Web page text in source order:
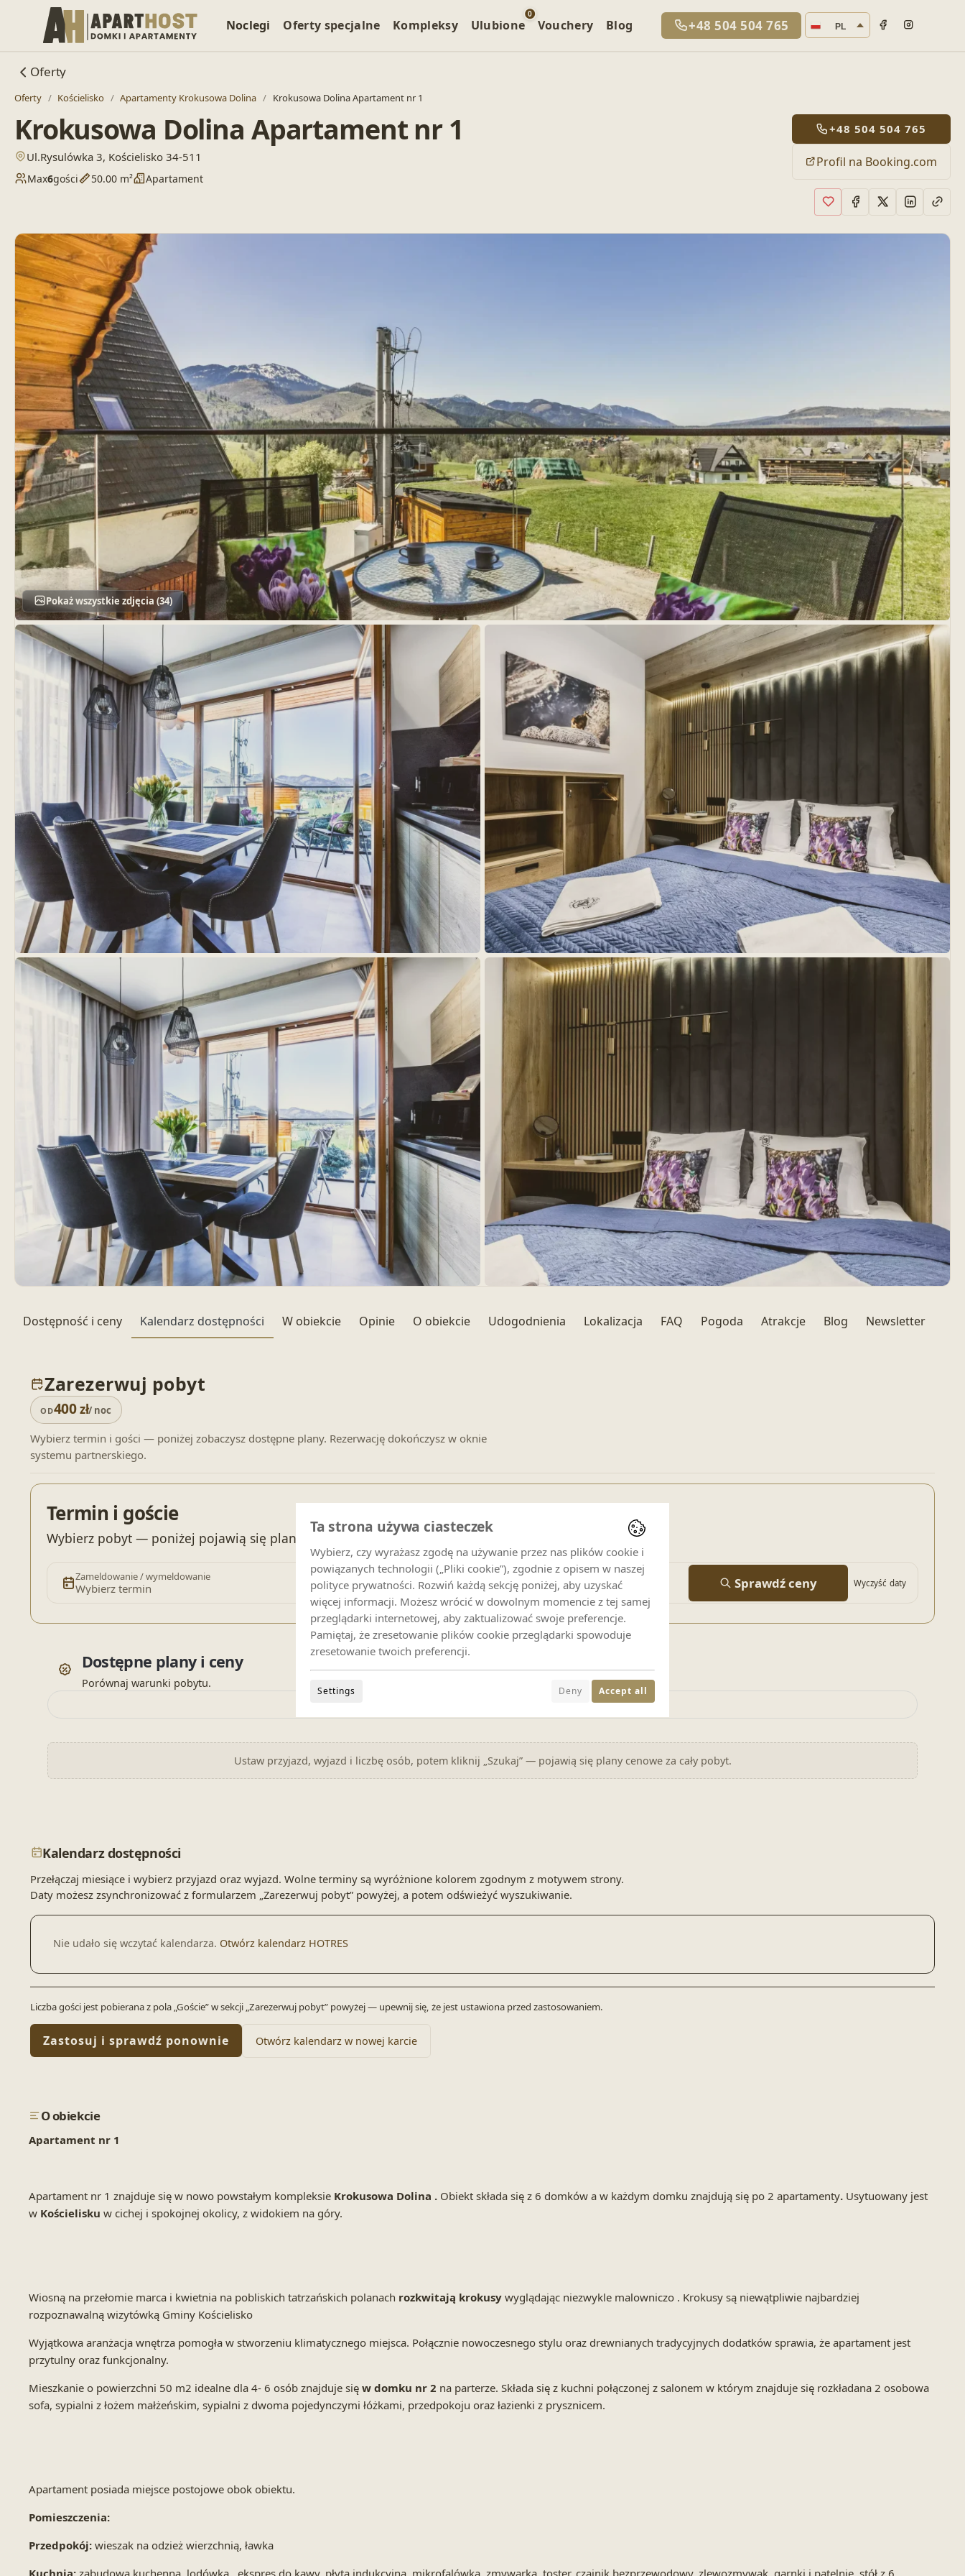
Noclegi Oferty specjalne Kompleksy
0
Ulubione Vouchery Blog +48 504 504 765 Język strony
PL
Oferty
Oferty / Kościelisko / Apartamenty Krokusowa Dolina / Krokusowa Dolina Apartament nr 1
Krokusowa Dolina Apartament nr 1
Ul.Rysulówka 3, Kościelisko 34-511
— otwiera lokalizację w Google Maps
Max6gości 50.00 m² Apartament
+48 504 504 765
Profil na Booking.com
Dodaj do ulubionych
Pokaż wszystkie zdjęcia (34)
Dostępność i ceny Kalendarz dostępności W obiekcie Opinie O obiekcie Udogodnienia Lokalizacja FAQ Pogoda Atrakcje Blog Newsletter
Zarezerwuj pobyt
OD400zł/ noc
Wybierz termin i gości — poniżej zobaczysz dostępne plany. Rezerwację dokończysz w oknie
systemu partnerskiego.
Termin i goście
Wybierz pobyt — poniżej pojawią się plany cenowe dla Krokusowa Dolina Apartament nr 1
Zameldowanie / wymeldowanie
Wybierz termin
Goście
6 gości Sprawdź ceny Wyczyść daty
Dostępne plany i ceny
Porównaj warunki pobytu.
Ustaw przyjazd, wyjazd i liczbę osób, potem kliknij „Szukaj” — pojawią się plany cenowe za cały pobyt.
Kalendarz dostępności
Przełączaj miesiące i wybierz przyjazd oraz wyjazd. Wolne terminy są wyróżnione kolorem zgodnym z motywem strony.
Daty możesz zsynchronizować z formularzem „Zarezerwuj pobyt” powyżej, a potem odświeżyć wyszukiwanie.
Nie udało się wczytać kalendarza. Otwórz kalendarz HOTRES
Liczba gości jest pobierana z pola „Goście” w sekcji „Zarezerwuj pobyt” powyżej — upewnij się, że jest ustawiona przed zastosowaniem.
Zastosuj i sprawdź ponownie Otwórz kalendarz w nowej karcie
O obiekcie
Apartament nr 1
Apartament nr 1 znajduje się w nowo powstałym kompleksie Krokusowa Dolina . Obiekt składa się z 6 domków a w każdym domku znajdują się po 2 apartamenty. Usytuowany jest
w Kościelisku w cichej i spokojnej okolicy, z widokiem na góry.
Wiosną na przełomie marca i kwietnia na pobliskich tatrzańskich polanach rozkwitają krokusy wyglądając niezwykle malowniczo . Krokusy są niewątpliwie najbardziej
rozpoznawalną wizytówką Gminy Kościelisko
Wyjątkowa aranżacja wnętrza pomogła w stworzeniu klimatycznego miejsca. Połącznie nowoczesnego stylu oraz drewnianych tradycyjnych dodatków sprawia, że apartament jest
przytulny oraz funkcjonalny.
Mieszkanie o powierzchni 50 m2 idealne dla 4- 6 osób znajduje się w domku nr 2 na parterze. Składa się z kuchni połączonej z salonem w którym znajduje się rozkładana 2 osobowa
sofa, sypialni z łożem małżeńskim, sypialni z dwoma pojedynczymi łóżkami, przedpokoju oraz łazienki z prysznicem.
Apartament posiada miejsce postojowe obok obiektu.
Pomieszczenia:
Przedpokój: wieszak na odzież wierzchnią, ławka
Kuchnia: zabudowa kuchenna, lodówka , ekspres do kawy, płyta indukcyjna, mikrofalówka, zmywarka, toster, czajnik bezprzewodowy, zlewozmywak, garnki i patelnie, stół z 6
Ta strona używa ciasteczek
Wybierz, czy wyrażasz zgodę na używanie przez nas plików cookie i
powiązanych technologii („Pliki cookie”), zgodnie z opisem w naszej
polityce prywatności. Rozwiń każdą sekcję poniżej, aby uzyskać
więcej informacji. Możesz wrócić w dowolnym momencie z tej samej
przeglądarki internetowej, aby zaktualizować swoje preferencje.
Pamiętaj, że zresetowanie plików cookie przeglądarki spowoduje
zresetowanie twoich preferencji.
Settings Deny Accept all